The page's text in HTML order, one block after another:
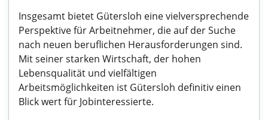
Insgesamt bietet Gütersloh eine vielversprechende
Perspektive für Arbeitnehmer, die auf der Suche
nach neuen beruflichen Herausforderungen sind.
Mit seiner starken Wirtschaft, der hohen
Lebensqualität und vielfältigen
Arbeitsmöglichkeiten ist Gütersloh definitiv einen
Blick wert für Jobinteressierte.